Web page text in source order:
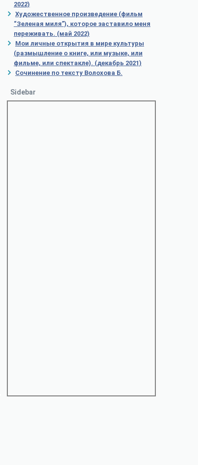
2022)
Художественное произведение (фильм
“Зеленая миля”), которое заставило меня
переживать. (май 2022)
Мои личные открытия в мире культуры
(размышление о книге, или музыке, или
фильме, или спектакле). (декабрь 2021)
Сочинение по тексту Волохова Б.
Sidebar